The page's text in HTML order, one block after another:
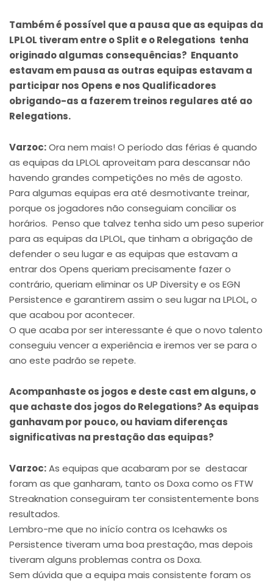
Também é possível que a pausa que as equipas da
LPLOL tiveram entre o Split e o Relegations tenha
originado algumas consequências? Enquanto
estavam em pausa as outras equipas estavam a
participar nos Opens e nos Qualificadores
obrigando-as a fazerem treinos regulares até ao
Relegations.
Varzoc:Ora nem mais! O período das férias é quando
as equipas da LPLOL aproveitam para descansar não
havendo grandes competições no mês de agosto.
Para algumas equipas era até desmotivante treinar,
porque os jogadores não conseguiam conciliar os
horários. Penso que talvez tenha sido um peso superior
para as equipas da LPLOL, que tinham a obrigação de
defender o seu lugar e as equipas que estavam a
entrar dos Opens queriam precisamente fazer o
contrário, queriam eliminar os UP Diversity e os EGN
Persistence e garantirem assim o seu lugar na LPLOL, o
que acabou por acontecer.
O que acaba por ser interessante é que o novo talento
conseguiu vencer a experiência e iremos ver se para o
ano este padrão se repete.
Acompanhaste os jogos e deste cast em alguns, o
que achaste dos jogos do Relegations? As equipas
ganhavam por pouco, ou haviam diferenças
significativas na prestação das equipas?
Varzoc:As equipas que acabaram por se destacar
foram as que ganharam, tanto os Doxa como os FTW
Streaknation conseguiram ter consistentemente bons
resultados.
Lembro-me que no inícío contra os Icehawks os
Persistence tiveram uma boa prestação, mas depois
tiveram alguns problemas contra os Doxa.
Sem dúvida que a equipa mais consistente foram os